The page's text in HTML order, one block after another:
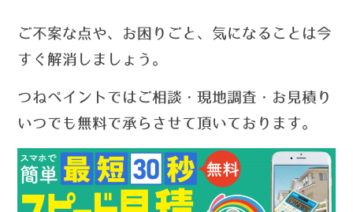
ご不案な点や、お困りごと、気になることは今
すぐ解消しましょう。
つねペイントではご相談・現地調査・お見積り
いつでも無料で承らさせて頂いております。